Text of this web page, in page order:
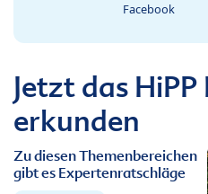
Facebook
Jetzt das
erkunden
Zu diesen Themenbereichen
gibt es Expertenratschläge